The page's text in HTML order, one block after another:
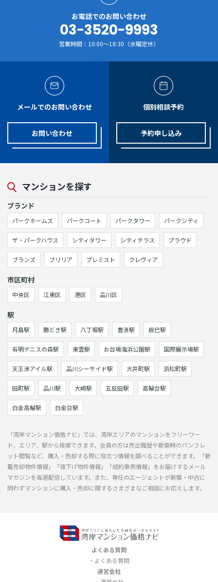
お電話でのお問い合わせ
03-3520-9993
営業時間：10:00～18:30（水曜定休）
メールでのお問い合わせ
お問い合わせ
個別相談予約
予約申し込み
マンションを探す
ブランド
パークホームズ パークコート パークタワー パークシティ
ザ・パークハウス シティタワー シティテラス プラウド
ブランズ ブリリア プレミスト クレヴィア
市区町村
中央区 江東区 港区 品川区
駅
月島駅 勝どき駅 八丁堀駅 豊洲駅 辰巳駅
有明テニスの森駅 東雲駅 お台場海浜公園駅 国際展示場駅
天王洲アイル駅 品川シーサイド駅 大井町駅 浜松町駅
田町駅 品川駅 大崎駅 五反田駅 高輪台駅
白金高輪駅 白金台駅
「湾岸マンション価格ナビ」では、湾岸エリアのマンションをフリーワー
ド、エリア、駅から検索できます。会員の方は売出履歴や新築時のパンフレ
ット閲覧など、購入・売却する際に役立つ情報を調べることができます。「新
着売却物件情報」「値下げ物件情報」「成約事例情報」をお届けするメール
マガジンを毎週配信しています。また、専任のエージェントが新築・中古に
問わずマンションに購入・売却に関するさまざまなご相談にお応えします。
よくある質問
よくある質問
運営会社